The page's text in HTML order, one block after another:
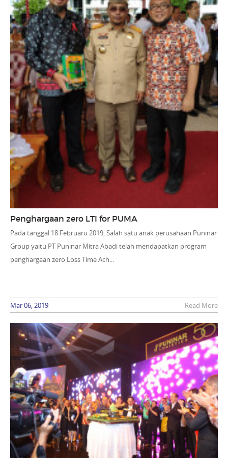
Penghargaan zero LTI for PUMA
Pada tanggal 18 Februaru 2019, Salah satu anak perusahaan Puninar
Group yaitu PT Puninar Mitra Abadi telah mendapatkan program
penghargaan zero Loss Time Ach...
Mar 06, 2019 Read More